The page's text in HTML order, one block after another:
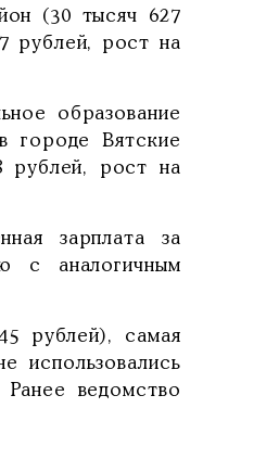
(30 тысяч 627
рублей, рост на
образование
городе Вятские
рублей, рост на
зарплата за
с аналогичным
рублей), самая
использовались
Ранее ведомство